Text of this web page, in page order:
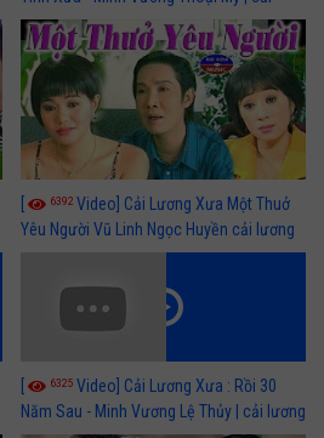
lương xã hội hay nhất
6392 Video] Cải Lương Xưa Một Thuở
Yêu Người Vũ Linh Ngọc Huyền cải lương
6325 Video] Cải Lương Xưa : Rồi 30
Năm Sau - Minh Vương Lệ Thủy | cải lương